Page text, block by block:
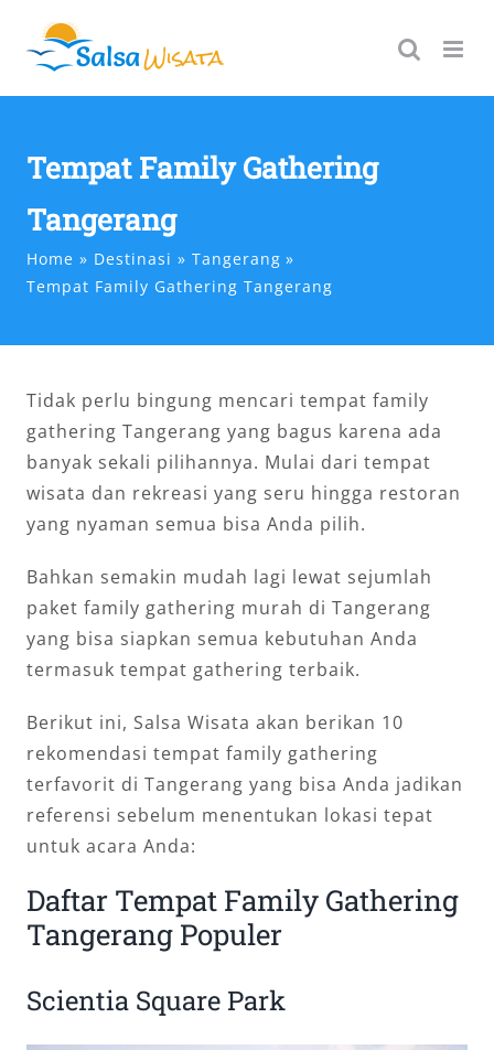
content
Tempat Family Gathering
Tangerang
Home Destinasi
Tangerang
Tempat Family Gathering Tangerang
Tidak perlu bingung mencari tempat family
gathering Tangerang yang bagus karena ada
banyak sekali pilihannya. Mulai dari tempat
wisata dan rekreasi yang seru hingga restoran
yang nyaman semua bisa Anda pilih.
Bahkan semakin mudah lagi lewat sejumlah
paket family gathering murah di Tangerang
yang bisa siapkan semua kebutuhan Anda
termasuk tempat gathering terbaik.
Berikut ini, Salsa Wisata akan berikan 10
rekomendasi tempat family gathering
terfavorit di Tangerang yang bisa Anda jadikan
referensi sebelum menentukan lokasi tepat
untuk acara Anda:
Daftar Tempat Family Gathering
Tangerang Populer
Scientia Square Park